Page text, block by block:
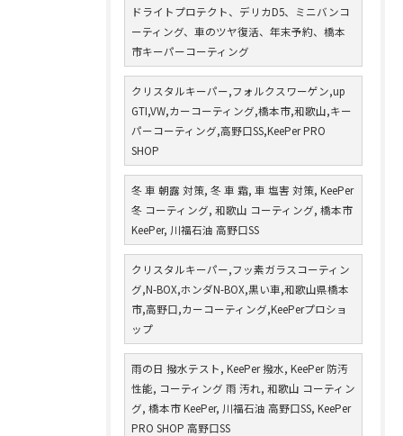
ドライトプロテクト、デリカD5、ミニバンコ
ーティング、車のツヤ復活、年末予約、橋本
市キーパーコーティング
クリスタルキーパー,フォルクスワーゲン,up
GTI,VW,カーコーティング,橋本市,和歌山,キー
パーコーティング,高野口SS,KeePer PRO
SHOP
冬 車 朝露 対策, 冬 車 霜, 車 塩害 対策, KeePer
冬 コーティング, 和歌山 コーティング, 橋本市
KeePer, 川福石油 高野口SS
クリスタルキーパー,フッ素ガラスコーティン
グ,N-BOX,ホンダN-BOX,黒い車,和歌山県橋本
市,高野口,カーコーティング,KeePerプロショ
ップ
雨の日 撥水テスト, KeePer 撥水, KeePer 防汚
性能, コーティング 雨 汚れ, 和歌山 コーティン
グ, 橋本市 KeePer, 川福石油 高野口SS, KeePer
PRO SHOP 高野口SS